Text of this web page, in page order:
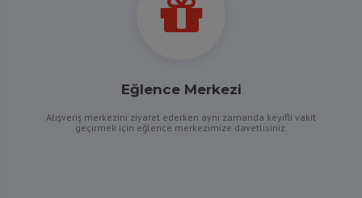
Eğlence Merkezi
Alışveriş merkezini ziyaret ederken aynı zamanda keyifli vakit
geçirmek için eğlence merkezimize davetlisiniz.